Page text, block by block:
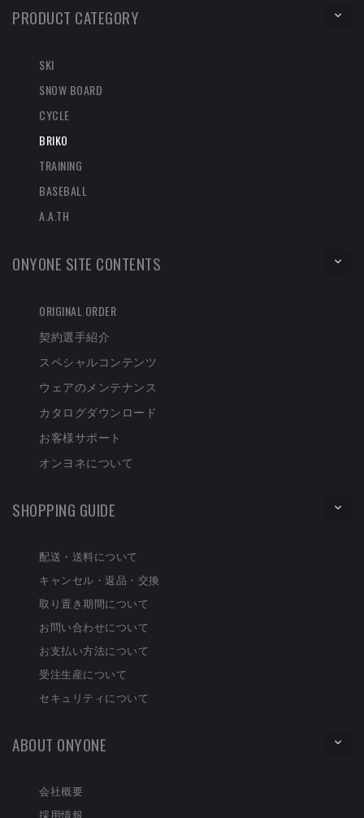
PRODUCT CATEGORY
SKI
SNOW BOARD
CYCLE
BRIKO
TRAINING
BASEBALL
A.A.TH
ONYONE SITE CONTENTS
ORIGINAL ORDER
契約選手紹介
スペシャルコンテンツ
ウェアのメンテナンス
カタログダウンロード
お客様サポート
オンヨネについて
SHOPPING GUIDE
配送・送料について
キャンセル・返品・交換
取り置き期間について
お問い合わせについて
お支払い方法について
受注生産について
セキュリティについて
ABOUT ONYONE
会社概要
採用情報